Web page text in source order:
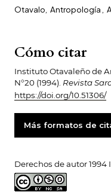
Otavalo Antropología
Derechos de autor 1994
Cómo citar
Instituto Otavaleño de
N°20 (1994). Revista
https://doi.org/10.51306/
Más formatos de